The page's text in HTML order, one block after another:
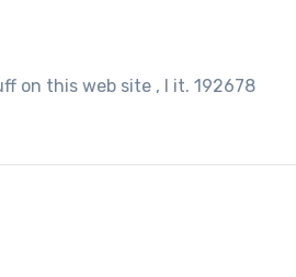
on this web site , I it. 192678